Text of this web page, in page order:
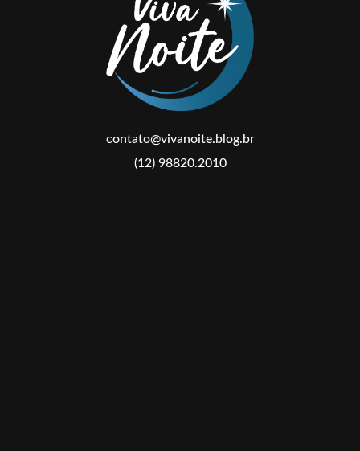
contato@vivanoite.blog.br
(12) 98820.2010